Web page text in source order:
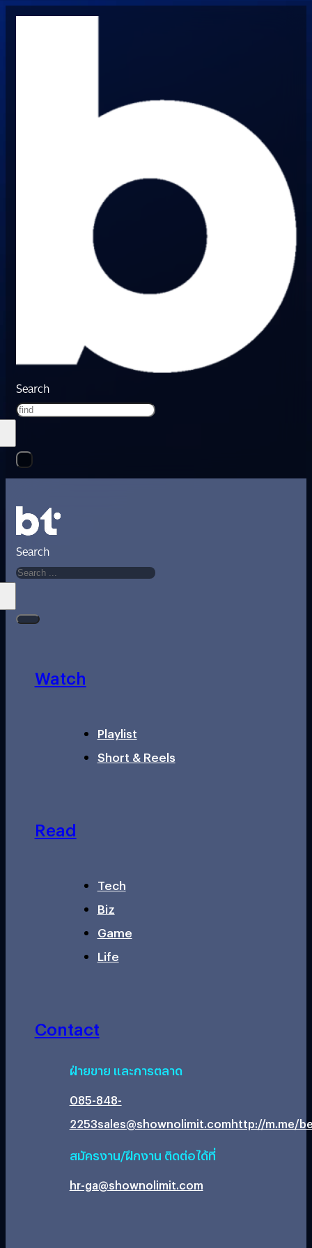
Search
Search
Watch
Playlist
Short & Reels
Read
Tech
Biz
Game
Life
Contact
ฝ่ายขาย และการตลาด
085-848-
2253sales@shownolimit.comhttp://m.me/
สมัครงาน/ฝึกงาน ติดต่อได้ที่
hr-ga@shownolimit.com